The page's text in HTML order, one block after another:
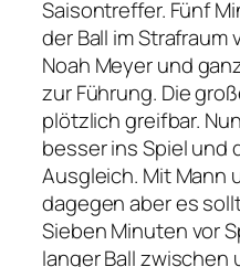
Saisontreffer. Fünf
der Ball im Strafraum
Noah Meyer und
zur Führung. Die
plötzlich greifbar.
besser ins Spiel und
Ausgleich. Mit Mann
dagegen aber es
Sieben Minuten vor
langer Ball zwischen